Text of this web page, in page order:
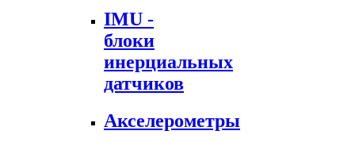
IMU -
блоки
инерциальных
датчиков
Акселерометры